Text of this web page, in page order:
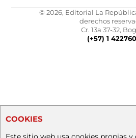
© 2026, Editorial La
derechos
Cr. 13a 37-32,
(+57) 1
COOKIES